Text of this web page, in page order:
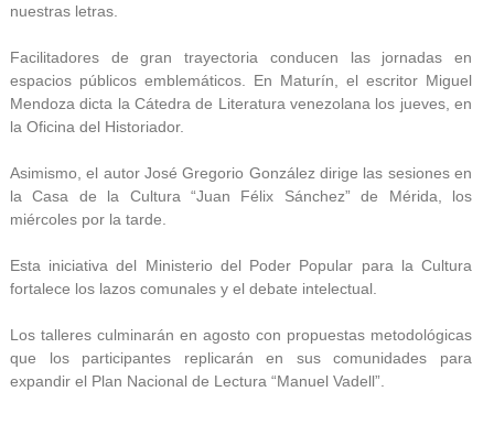
nuestras letras.
Facilitadores de gran trayectoria conducen las jornadas en
espacios públicos emblemáticos. En Maturín, el escritor Miguel
Mendoza dicta la Cátedra de Literatura venezolana los jueves, en
la Oficina del Historiador.
Asimismo, el autor José Gregorio González dirige las sesiones en
la Casa de la Cultura “Juan Félix Sánchez” de Mérida, los
miércoles por la tarde.
Esta iniciativa del Ministerio del Poder Popular para la Cultura
fortalece los lazos comunales y el debate intelectual.
Los talleres culminarán en agosto con propuestas metodológicas
que los participantes replicarán en sus comunidades para
expandir el Plan Nacional de Lectura “Manuel Vadell”.